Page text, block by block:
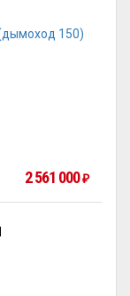
2 561 000 ₽